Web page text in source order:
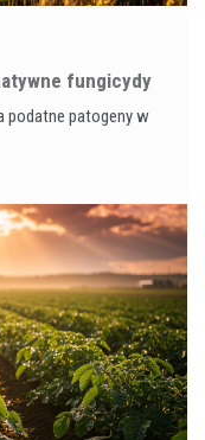
fungicydy
podatne patogeny w